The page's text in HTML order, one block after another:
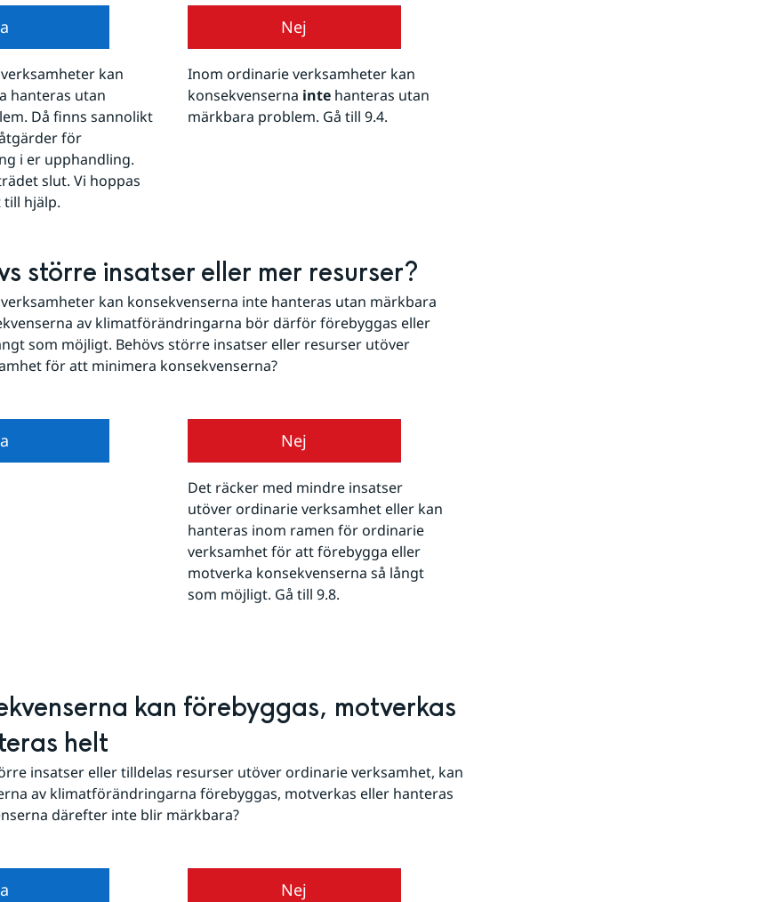
kan
hanteras utan
Då finns sannolikt
för
i er upphandling.
slut. Vi hoppas
hjälp.
Nej
Inom ordinarie verksamheter kan
konsekvenserna inte hanteras utan
märkbara problem. Gå till 9.4.
större insatser eller mer resurser?
kan konsekvenserna inte hanteras utan märkbara
av klimatförändringarna bör därför förebyggas eller
som möjligt. Behövs större insatser eller resurser utöver
för att minimera konsekvenserna?
Nej
Det räcker med mindre insatser
utöver ordinarie verksamhet eller kan
hanteras inom ramen för ordinarie
verksamhet för att förebygga eller
motverka konsekvenserna så långt
som möjligt. Gå till 9.8.
kan förebyggas, motverkas
helt
insatser eller tilldelas resurser utöver ordinarie verksamhet, kan
av klimatförändringarna förebyggas, motverkas eller hanteras
därefter inte blir märkbara?
Nej